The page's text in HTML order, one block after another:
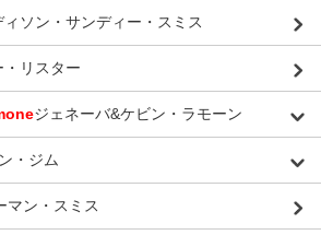
ィソン・サンディー・スミス
リスター
ジェネーバ&ケビン・ラモーン
・ジム
マン・スミス